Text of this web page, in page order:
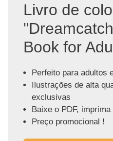
Livro de
Book for
Perfeito para adultos
Ilustrações de alta
exclusivas
Baixe o PDF,
Preço promocional !